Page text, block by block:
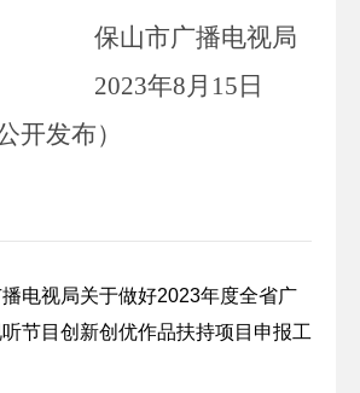
保山市广播电视局
2023年8月 15 日
开发布）
电视局关于做好2023年度全省广
节目创新创优作品扶持项目申报工